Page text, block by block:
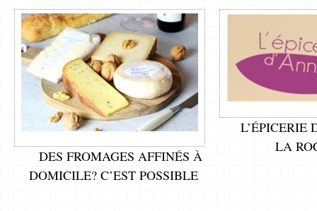
DES FROMAGES AFFINÉS À
DOMICILE? C’EST POSSIBLE
L’ÉPICERIE
LA